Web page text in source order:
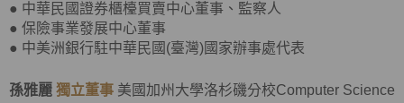
● 中華民國證券櫃檯買賣中心董事、監察人
● 保險事業發展中心董事
● 中美洲銀行駐中華民國(臺灣)國家辦事處代表
孫雅麗 獨立董事 美國加州大學洛杉磯分校Computer Science